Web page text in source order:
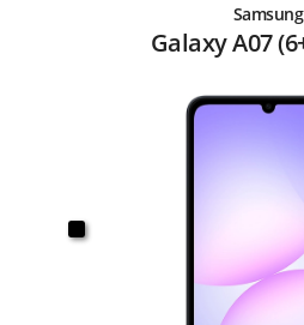
Samsung
Galaxy A07